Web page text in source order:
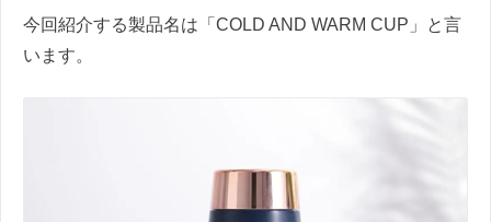
今回紹介する製品名は「COLD AND WARM CUP」と言
います。